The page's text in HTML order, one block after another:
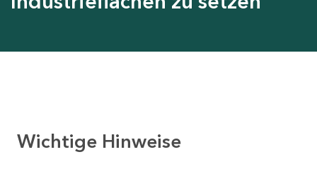
Wichtige Hinweise